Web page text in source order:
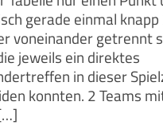
gerade einmal
voneinander getrennt
jeweils ein direktes
in dieser
konnten. 2 Teams